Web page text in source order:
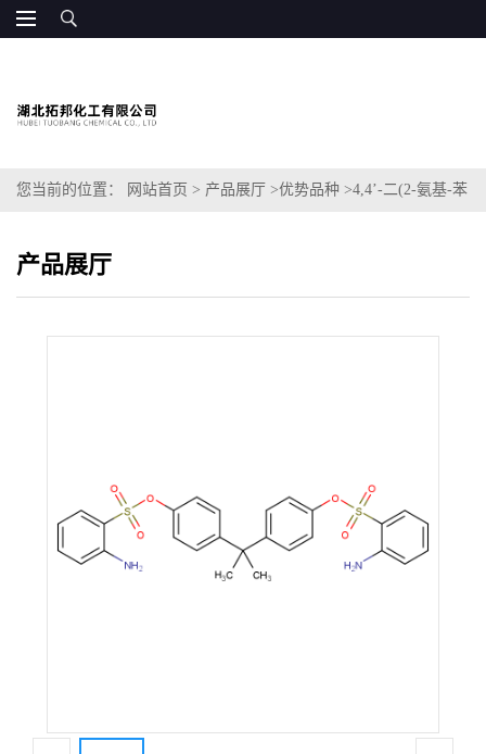
您当前的位置： 网站首页 > 产品展厅 >优势品种 >4,4’-二(2-氨基-苯
产品展厅